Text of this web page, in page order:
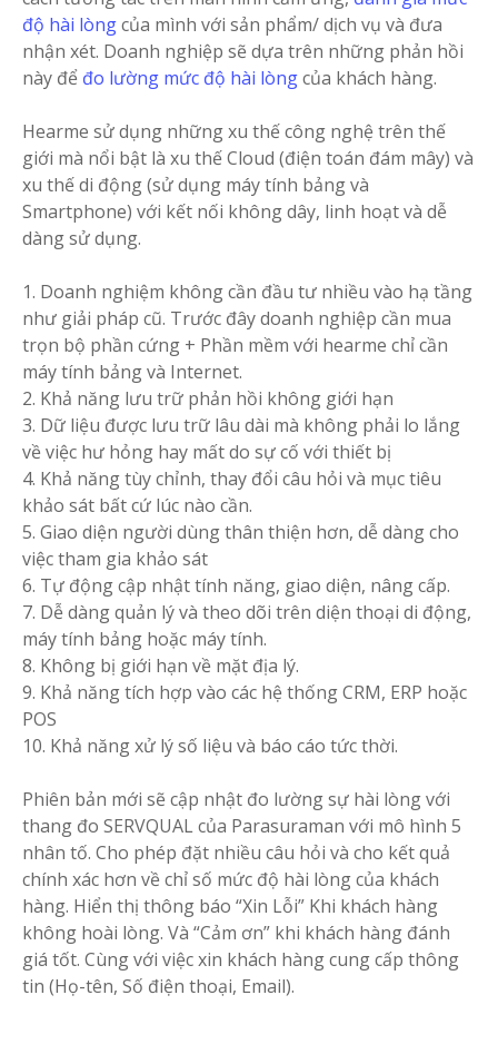
độ hài lòngcủa mình với sản phẩm/ dịch vụ và đưa
nhận xét. Doanh nghiệp sẽ dựa trên những phản hồi
này để đo lường mức độ hài lòngcủa khách hàng.
Hearme sử dụng những xu thế công nghệ trên thế
giới mà nổi bật là xu thế Cloud (điện toán đám mây) và
xu thế di động (sử dụng máy tính bảng và
Smartphone) với kết nối không dây, linh hoạt và dễ
dàng sử dụng.
1. Doanh nghiệm không cần đầu tư nhiều vào hạ tầng
như giải pháp cũ. Trước đây doanh nghiệp cần mua
trọn bộ phần cứng + Phần mềm với hearme chỉ cần
máy tính bảng và Internet.
2. Khả năng lưu trữ phản hồi không giới hạn
3. Dữ liệu được lưu trữ lâu dài mà không phải lo lắng
về việc hư hỏng hay mất do sự cố với thiết bị
4. Khả năng tùy chỉnh, thay đổi câu hỏi và mục tiêu
khảo sát bất cứ lúc nào cần.
5. Giao diện người dùng thân thiện hơn, dễ dàng cho
việc tham gia khảo sát
6. Tự động cập nhật tính năng, giao diện, nâng cấp.
7. Dễ dàng quản lý và theo dõi trên diện thoại di động,
máy tính bảng hoặc máy tính.
8. Không bị giới hạn về mặt địa lý.
9. Khả năng tích hợp vào các hệ thống CRM, ERP hoặc
POS
10. Khả năng xử lý số liệu và báo cáo tức thời.
Phiên bản mới sẽ cập nhật đo lường sự hài lòng với
thang đo SERVQUAL của Parasuraman với mô hình 5
nhân tố. Cho phép đặt nhiều câu hỏi và cho kết quả
chính xác hơn về chỉ số mức độ hài lòng của khách
hàng. Hiển thị thông báo “Xin Lỗi” Khi khách hàng
không hoài lòng. Và “Cảm ơn” khi khách hàng đánh
giá tốt. Cùng với việc xin khách hàng cung cấp thông
tin (Họ-tên, Số điện thoại, Email).